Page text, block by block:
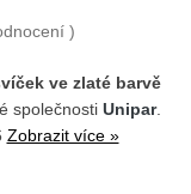
)
ve zlaté barvě
společnosti Unipar.
Zobrazit více »